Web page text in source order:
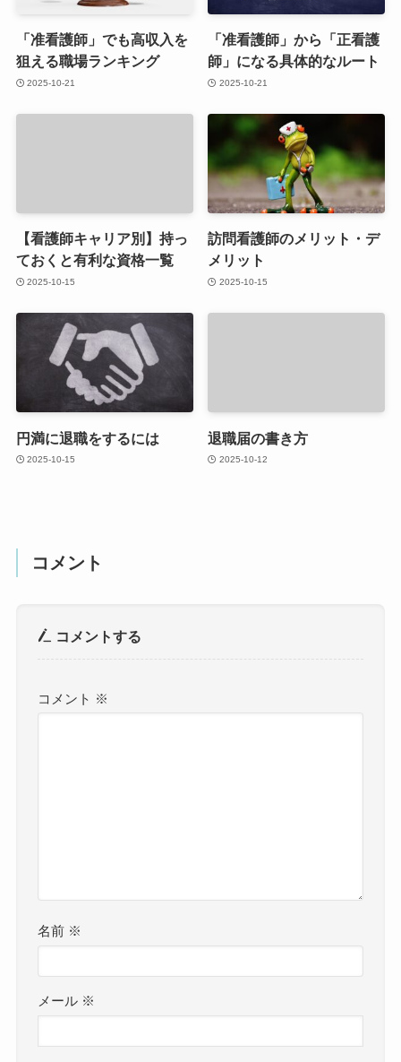
「准看護師」でも高収入を
狙える職場ランキング
2025-10-21
「准看護師」から「正看護
師」になる具体的なルート
2025-10-21
【看護師キャリア別】持っ
ておくと有利な資格一覧
2025-10-15
訪問看護師のメリット・デ
メリット
2025-10-15
円満に退職をするには
2025-10-15
退職届の書き方
2025-10-12
コメント
コメントする
コメント ※
名前 ※
メール ※